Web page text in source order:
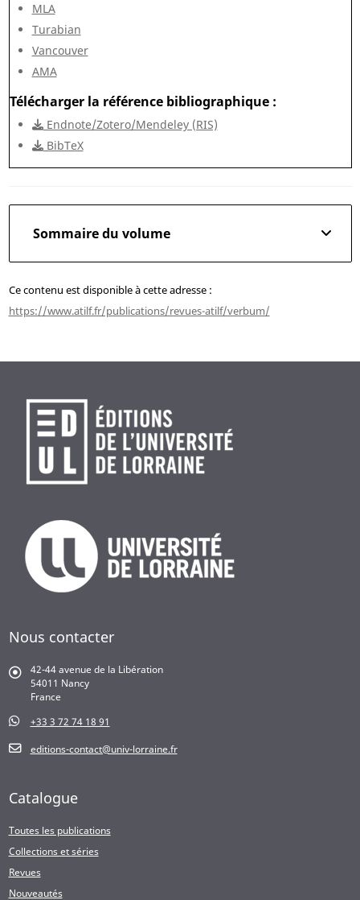
MLA
Turabian
Vancouver
AMA
Télécharger la référence bibliographique
Endnote/Zotero/Mendeley (RIS)
BibTeX
Sommaire du volume
Ce contenu est disponible à cette adresse :
https://www.atilf.fr/publications/revues-atilf/verbum/
Nous contacter
42-44 avenue de la Libération
54011 Nancy
France
+33 3 72 74 18 91
editions-contact@univ-lorraine.fr
Catalogue
Toutes les publications
Collections et séries
Revues
Nouveautés